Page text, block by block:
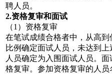
聘人员。
2.资格复审和面试
（1）资格复审
在笔试成绩合格者中，从高
比例确定面试人员，未达到
人员确定为入围面试人员。
格复审。参加资格复审的人